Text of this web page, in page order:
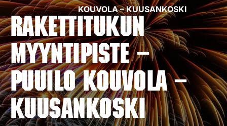
KOUVOLA – KUUSANKOSKI
Rakettitukun
myyntipiste –
PUUILO KOUVOLA –
KUUSANKOSKI